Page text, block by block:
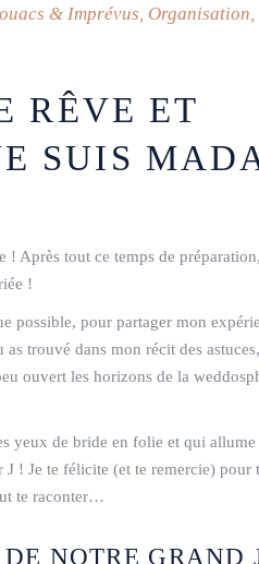
& Imprévus, Organisation,
RÊVE ET
SUIS
Après tout ce temps de
!
possible, pour partager mon
trouvé dans mon récit des
ouvert les horizons de la
yeux de bride en folie et qui allume
! Je te félicite (et te remercie) pour
te raconter…
NOTRE GRAND